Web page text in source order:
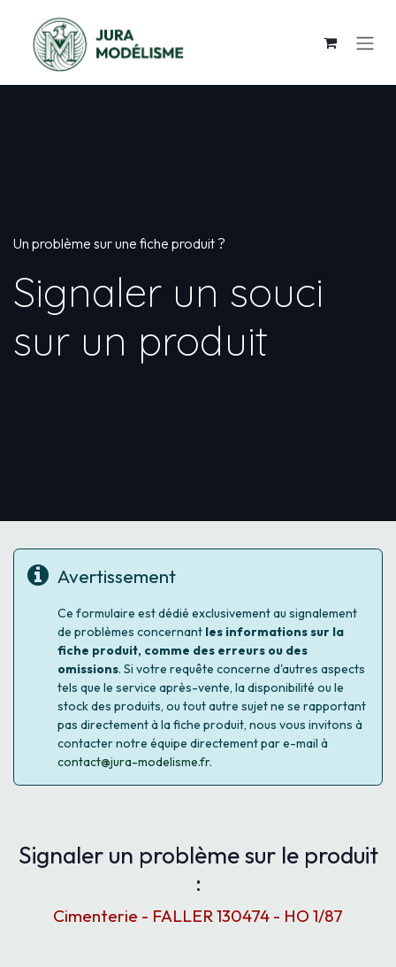
Un problème sur une fiche produit ?
Signaler un souci
sur un produit
Avertissement
Ce formulaire est dédié exclusivement au signalement
de problèmes concernant les informations sur la
fiche produit, comme des erreurs ou des
omissions. Si votre requête concerne d'autres aspects
tels que le service après-vente, la disponibilité ou le
stock des produits, ou tout autre sujet ne se rapportant
pas directement à la fiche produit, nous vous invitons à
contacter notre équipe directement par e-mail à
contact@jura-modelisme.fr.
Signaler un problème sur le produit
:
Cimenterie - FALLER 130474 - HO 1/87